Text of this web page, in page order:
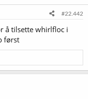
#22.442
å tilsette whirlfloc i
først